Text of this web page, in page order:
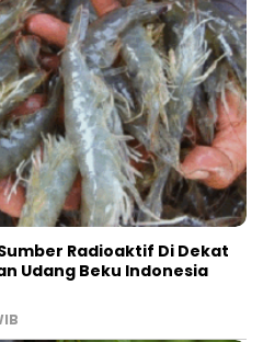
Radioaktif Di Dekat
Udang Beku Indonesia